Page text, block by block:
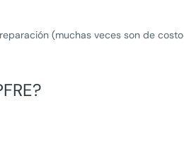
(muchas veces son de costo